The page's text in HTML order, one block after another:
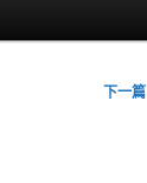
下一篇